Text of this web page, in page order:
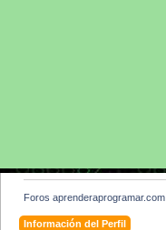
Foros aprenderaprogramar.com
Información del Perfil